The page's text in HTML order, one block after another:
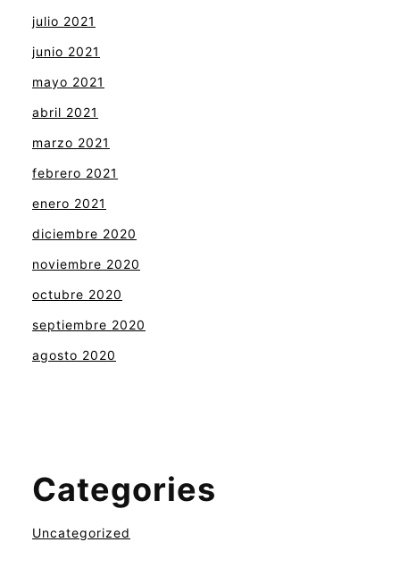
julio 2021
junio 2021
mayo 2021
abril 2021
marzo 2021
febrero 2021
enero 2021
diciembre 2020
noviembre 2020
octubre 2020
septiembre 2020
agosto 2020
Categories
Uncategorized